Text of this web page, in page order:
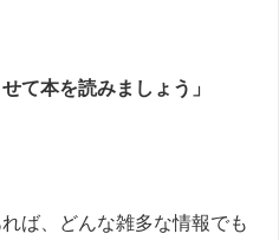
て本を読みましょう」
ば、どんな雑多な情報でも